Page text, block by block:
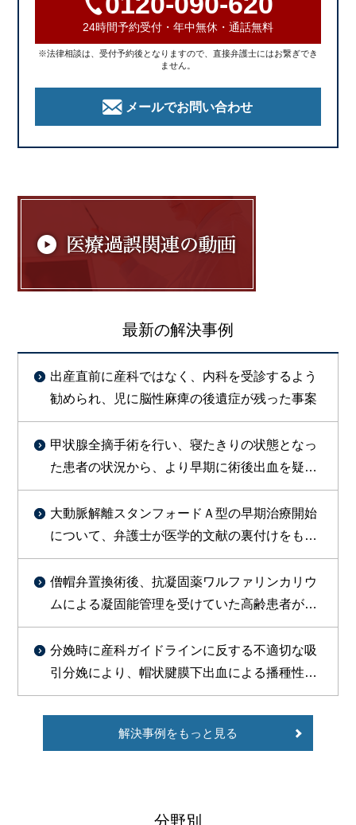
24時間予約受付・年中無休・通話無料
※法律相談は、受付予約後となりますので、直接弁護士にはお繋ぎでき
ません。
メールでお問い合わせ
最新の解決事例
出産直前に産科ではなく、内科を受診するよう
勧められ、児に脳性麻痺の後遺症が残った事案
甲状腺全摘手術を行い、寝たきりの状態となっ
た患者の状況から、より早期に術後出血を疑っ
た対応をすべきであったと判断し訴外交渉を行
い、約１億円を支払う旨の合意が成立した事例
大動脈解離スタンフォードＡ型の早期治療開始
について、弁護士が医学的文献の裏付けをもっ
て主張し、総額約1800万円で勝訴的和解が成立
した事例
僧帽弁置換術後、抗凝固薬ワルファリンカリウ
ムによる凝固能管理を受けていた高齢患者が、
皮膚疾患治療のためセフェム系抗菌薬等の投与
を受けたところ、PT-INR異常高値（9.51）を示
し、その9日後に脳出血を発症し、常時要介護状
態で症状固定したことについて、1億2000万円
余の和解が成立した事例
分娩時に産科ガイドラインに反する不適切な吸
引分娩により、帽状腱膜下出血による播種性血
管内凝固症候群（DIC）を引き起こし、出産後
死亡した事案で、和解により約3500万円の賠償
が認められた事例解決事例をもっと見る
分野別